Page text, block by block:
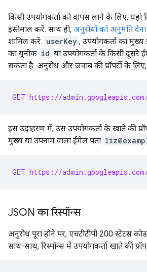
किसी उपयोगकर्ता को वापस लाने के लिए, यहां
इस्तेमाल करें. साथ ही, अनुरोधों को अनुमति देना
शामिल करें. userKey , उपयोगकर्ता का मुख्य
का यूनीक id या उपयोगकर्ता के किसी दूसरे
सकता है. अनुरोध और जवाब की प्रॉपर्टी के लिए,
GET https://
इस उदाहरण में, उस उपयोगकर्ता के खाते की
मुख्य या उपनाम वाला ईमेल पता
GET https://
JSON का रिस्पॉन्स
अनुरोध पूरा होने पर, एचटीटीपी 200 स्टेटस
साथ-साथ, रिस्पॉन्स में उपयोगकर्ता खाते की